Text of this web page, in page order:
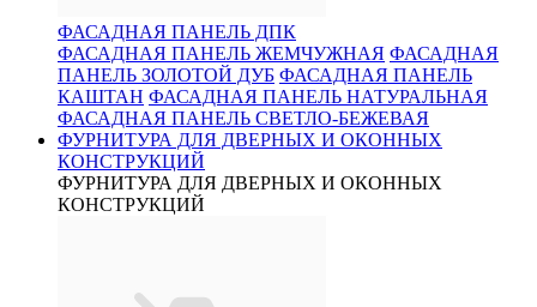
ФАСАДНАЯ ПАНЕЛЬ ДПК
ФАСАДНАЯ ПАНЕЛЬ ЖЕМЧУЖНАЯ ФАСАДНАЯ
ПАНЕЛЬ ЗОЛОТОЙ ДУБ ФАСАДНАЯ ПАНЕЛЬ
КАШТАН ФАСАДНАЯ ПАНЕЛЬ НАТУРАЛЬНАЯ
ФАСАДНАЯ ПАНЕЛЬ СВЕТЛО-БЕЖЕВАЯ
ФУРНИТУРА ДЛЯ ДВЕРНЫХ И ОКОННЫХ
КОНСТРУКЦИЙ
ФУРНИТУРА ДЛЯ ДВЕРНЫХ И ОКОННЫХ
КОНСТРУКЦИЙ